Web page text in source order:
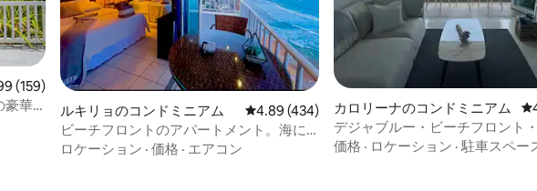
ー159件、5つ星中4.99つ星の平均評価
(159)
豪華
ルキリョのコンドミニアム レビュー434件、5つ星中4.89つ星の平均評価
4.89 (434)
ビーチフロントのアパートメント。海に
面したベッド、街の眺め、プール。
ロケーション · 価格 · エアコン
カロリーナのコンドミニアム
デジャブルー・ビーチフロント
トメント @ イスラ・ベルデ
価格 · ロケーション ·駐車スペー